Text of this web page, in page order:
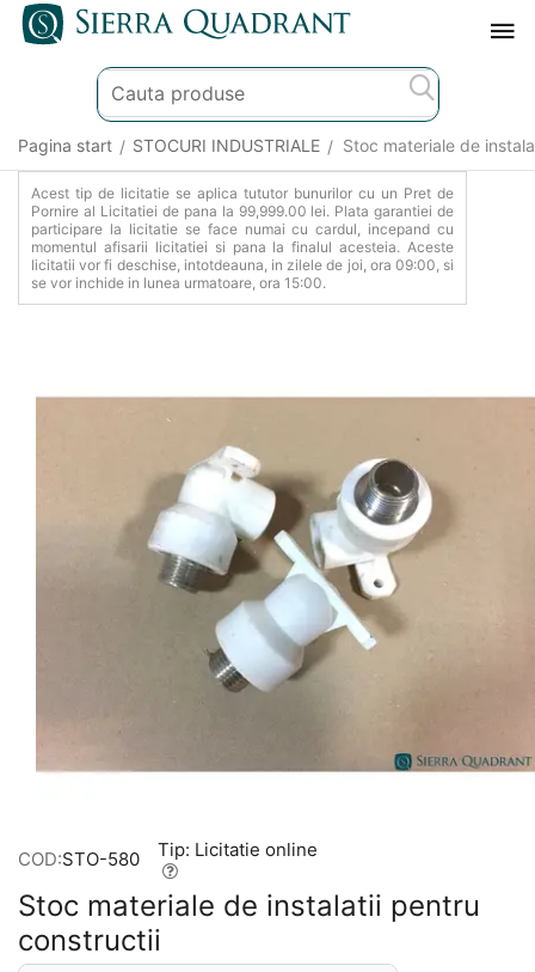
Pagina start / STOCURI INDUSTRIALE / Stoc materiale de
Acest tip de licitatie se aplica tututor bunurilor cu un Pret de
Pornire al Licitatiei de pana la 99,999.00 lei. Plata garantiei de
participare la licitatie se face numai cu cardul, incepand cu
momentul afisarii licitatiei si pana la finalul acesteia. Aceste
licitatii vor fi deschise, intotdeauna, in zilele de joi, ora 09:00, si
se vor inchide in lunea urmatoare, ora 15:00.
COD:STO-580 Tip: Licitatie online
Stoc materiale de instalatii pentru
constructii